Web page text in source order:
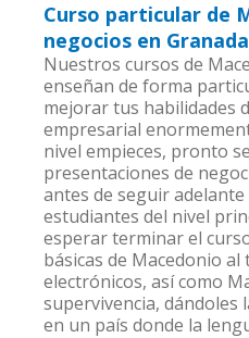
Curso particular de
negocios en Granada
Nuestros cursos de
enseñan de forma
mejorar tus habilidades
empresarial
nivel empieces, pronto
presentaciones de
antes de seguir
estudiantes del nivel
esperar terminar el
básicas de Macedonio
electrónicos, así como
supervivencia, dándoles
en un país donde la